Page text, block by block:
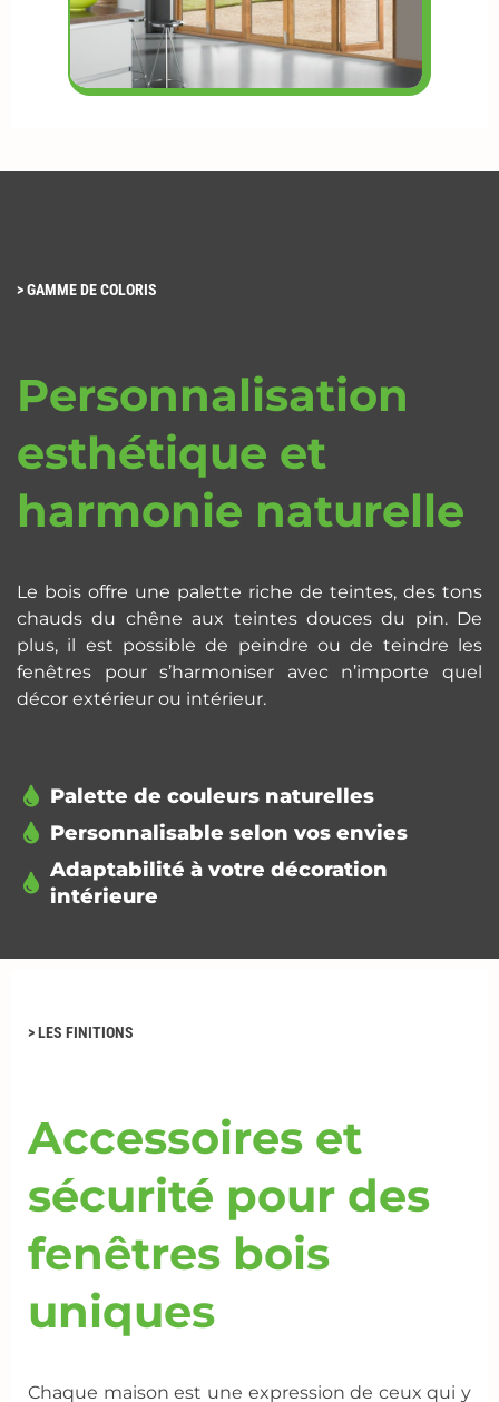
>GAMME DE COLORIS
Personnalisation
esthétique et
harmonie naturelle
Le bois offre une palette riche de teintes, des tons
chauds du chêne aux teintes douces du pin. De
plus, il est possible de peindre ou de teindre les
fenêtres pour s’harmoniser avec n’importe quel
décor extérieur ou intérieur.
Palette de couleurs naturelles
Personnalisable selon vos envies
Adaptabilité à votre décoration
intérieure
>LES FINITIONS
Accessoires et
sécurité pour des
fenêtres bois
uniques
Chaque maison est une expression de ceux qui y